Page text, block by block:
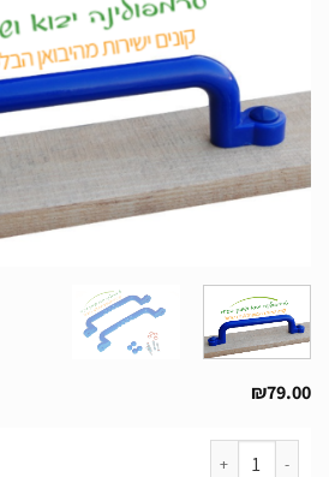
₪79.00
כמות של סט ידיות אחיזה מפלסטיק בצבע כחול